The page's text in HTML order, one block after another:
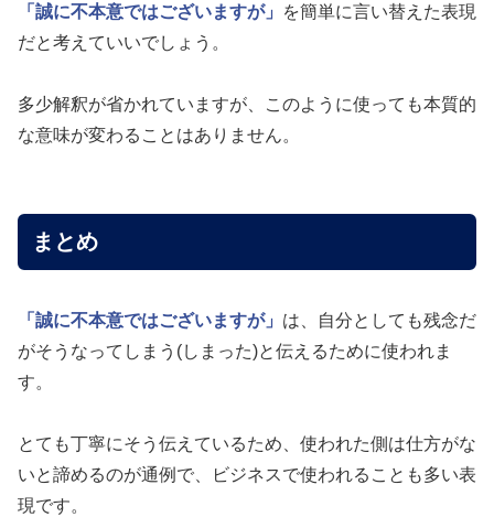
「誠に不本意ではございますが」
を簡単に言い替えた表現
だと考えていいでしょう。
多少解釈が省かれていますが、このように使っても本質的
な意味が変わることはありません。
まとめ
「誠に不本意ではございますが」 は、自分としても残念だ
がそうなってしまう(しまった)と伝えるために使われま
す。
とても丁寧にそう伝えているため、使われた側は仕方がな
いと諦めるのが通例で、ビジネスで使われることも多い表
現です。